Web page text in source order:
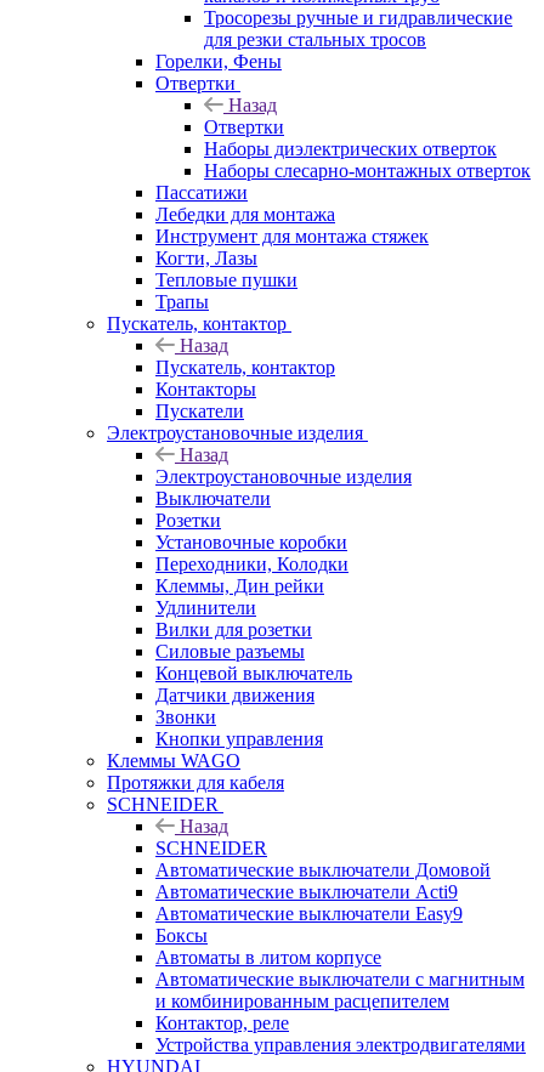
Тросорезы ручные и гидравлические
для резки стальных тросов
Горелки, Фены
Отвертки
Назад
Отвертки
Наборы диэлектрических отверток
Наборы слесарно-монтажных отверток
Пассатижи
Лебедки для монтажа
Инструмент для монтажа стяжек
Когти, Лазы
Тепловые пушки
Трапы
Пускатель, контактор
Назад
Пускатель, контактор
Контакторы
Пускатели
Электроустановочные изделия
Назад
Электроустановочные изделия
Выключатели
Розетки
Установочные коробки
Переходники, Колодки
Клеммы, Дин рейки
Удлинители
Вилки для розетки
Силовые разъемы
Концевой выключатель
Датчики движения
Звонки
Кнопки управления
Клеммы WAGO
Протяжки для кабеля
SCHNEIDER
Назад
SCHNEIDER
Автоматические выключатели Домовой
Автоматические выключатели Acti9
Автоматические выключатели Easy9
Боксы
Автоматы в литом корпусе
Автоматические выключатели с магнитным
и комбинированным расцепителем
Контактор, реле
Устройства управления электродвигателями
HYUNDAI